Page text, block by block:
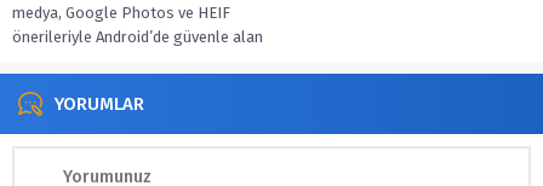
medya, Google Photos ve HEIF
önerileriyle Android’de güvenle alan
YORUMLAR